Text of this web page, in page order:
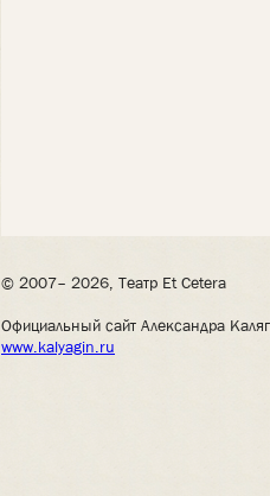
© 2007– 2026, Театр Et Cetera
Официальный сайт Александра
www.kalyagin.ru